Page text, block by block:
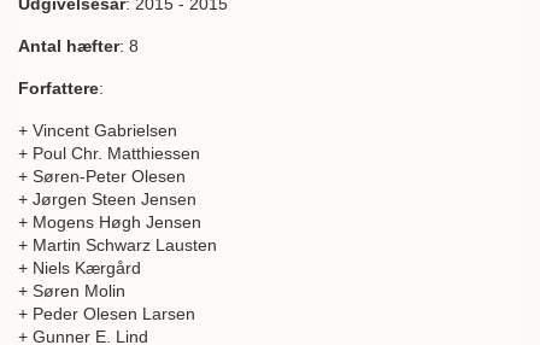
Antal hæfter: 8
Forfattere:
+ Vincent Gabrielsen
+ Poul Chr. Matthiessen
+ Søren-Peter Olesen
+ Jørgen Steen Jensen
+ Mogens Høgh Jensen
+ Martin Schwarz Lausten
+ Niels Kærgård
+ Søren Molin
+ Peder Olesen Larsen
+ Gunner E. Lind